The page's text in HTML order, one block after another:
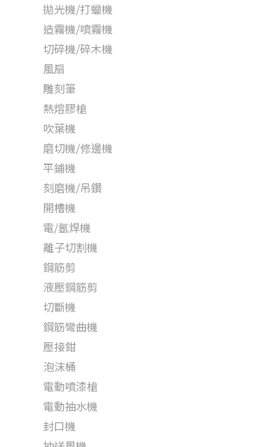
拋光機/打蠟機
造霧機/噴霧機
切碎機/碎木機
風扇
雕刻筆
熱熔膠槍
吹葉機
磨切機/修邊機
平鋪機
刻磨機/吊鑽
開槽機
電/氬焊機
離子切割機
鋼筋剪
液壓鋼筋剪
切斷機
鋼筋彎曲機
壓接鉗
泡沫桶
電動噴漆槍
電動抽水機
封口機